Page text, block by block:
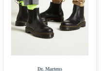
Dr. Martens